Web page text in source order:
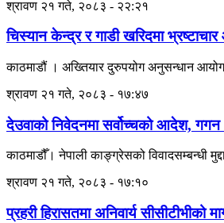
श्रावण २१ गते, २०८३ - २२:२१
चिस्यान केन्द्र र गाडी खरिदमा
काठमाडौं । अख्तियार दुरुपयोग अनुसन्धान
श्रावण २१ गते, २०८३ - १७:४७
देउवाको निवेदनमा सर्वोच्चको आदेश,
काठमाडौँ। नेपाली काङ्ग्रेसको विवादसम्बन्धी
श्रावण २१ गते, २०८३ - १७:१०
प्रहरी हिरासतमा अनिवार्य सीसीटीभीको